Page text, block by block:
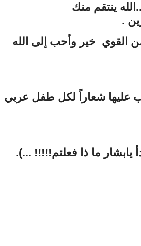
ينتقم منك
.
القوي خير وأحب إلى الله
عليها شعاراً لكل طفل عربي
يابشار ما ذا فعلتم!!!!! ...).